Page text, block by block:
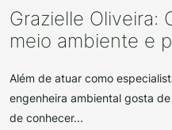
Grazielle Oliveira:
meio ambiente e
Além de atuar como
engenheira ambiental gosta
de conhecer...